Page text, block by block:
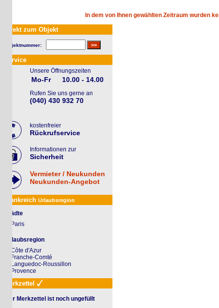
In dem von Ihnen gewählten Zeitraum wurden keine
zum Objekt
Unsere Öffnungszeiten
Mo-Fr 10.00 - 14.00
Rufen Sie uns gerne an
(040) 430 932 70
kostenfreier
Rückrufservice
Informationen zur
Sicherheit
Vermieter / Neukunden
Neukunden-Angebot
Urlaubsregion
d'Azur
Comté
Roussillon
Merkzettel ist noch ungefüllt